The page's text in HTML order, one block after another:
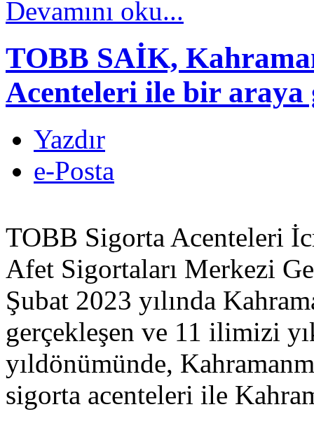
Devamını oku...
TOBB SAİK,
Acenteleri ile bir araya
Yazdır
e-Posta
TOBB Sigorta Acenteleri
Afet Sigortaları Merkezi
Şubat 2023 yılında
gerçekleşen ve 11 ilimizi
yıldönümünde,
sigorta acenteleri ile